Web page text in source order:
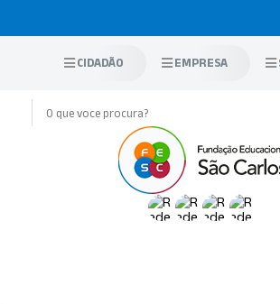
CIDADÃO EMPRESA